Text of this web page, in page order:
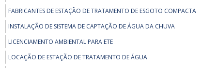
FABRICANTES DE ESTAÇÃO DE TRATAMENTO DE ESGOTO COMPACTA
INSTALAÇÃO DE SISTEMA DE CAPTAÇÃO DE ÁGUA DA CHUVA
LICENCIAMENTO AMBIENTAL PARA ETE
LOCAÇÃO DE ESTAÇÃO DE TRATAMENTO DE ÁGUA